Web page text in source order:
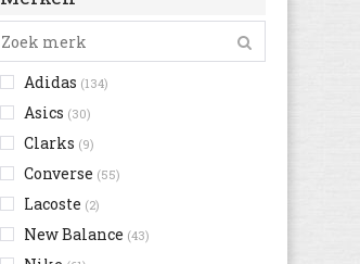
Zwart(127)
Adidas (134)
Asics (30)
Clarks (9)
Converse (55)
Lacoste (2)
New Balance (43)